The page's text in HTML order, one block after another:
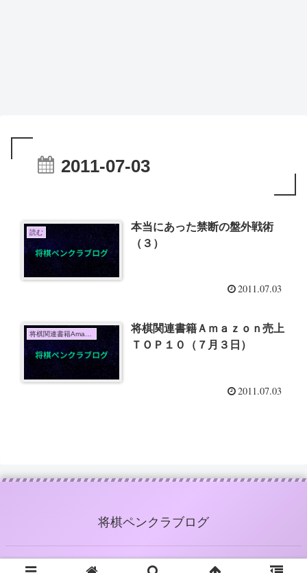
2011-07-03
読む
本当にあった禁断の盤外戦術
（３）
2011.07.03
将棋関連書籍Amazon売上TOP10
将棋関連書籍Ａｍａｚｏｎ売上
ＴＯＰ１０（７月３日）
2011.07.03
将棋ペンクラブログ